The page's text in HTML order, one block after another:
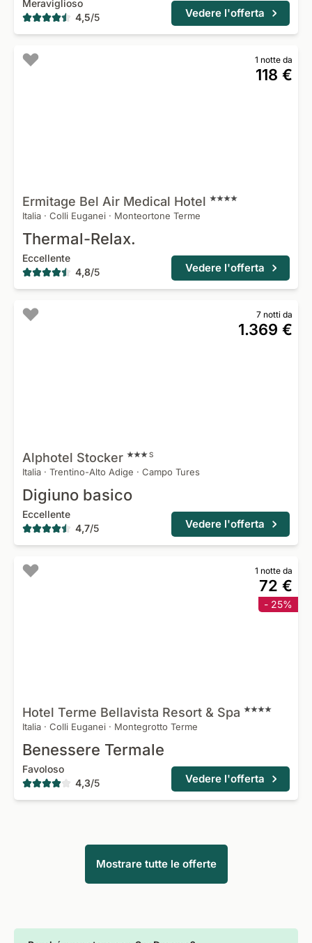
Meraviglioso
4,5/5 Vedere l'offerta
1 notte da
118 €
Ermitage Bel Air Medical Hotel
Italia · Colli Euganei · Monteortone Terme
Thermal-Relax.
Eccellente
4,8/5 Vedere l'offerta
7 notti da
1.369 €
Alphotel Stocker S
Italia · Trentino-Alto Adige · Campo Tures
Digiuno basico
Eccellente
4,7/5 Vedere l'offerta
1 notte da
72 €
- 25%
Hotel Terme Bellavista Resort & Spa
Italia · Colli Euganei · Montegrotto Terme
Benessere Termale
Favoloso
4,3/5 Vedere l'offerta
Mostrare tutte le offerte